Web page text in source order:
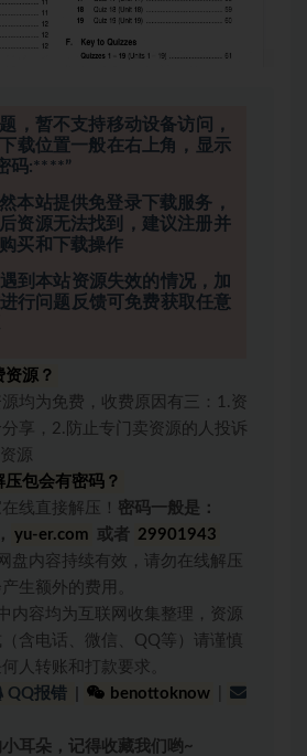
，暂不支持移动设备访问，
载位置一般在右上角，显示
码:****”
本站提供免登录下载服务，
资源无法找到，建议注册并
买和下载操作
到本站资源失效的情况，加
行问题反馈可免费获取任意
资源？
源均为免费，收费原因有三：1.资
享，2.防止专门卖资源的人投诉
源
包会有密码？
线直接解压！ 密码一般是：
， yu-er.com 或者 29901943
盘内容持续有效，请勿在线解压
生额外的费用。
内容均为互联网收集整理，资源
含电话、微信、QQ等）请谨慎
人转账和打款要求。
QQ报错 benottoknow
耳朵，记得收藏我们哟~